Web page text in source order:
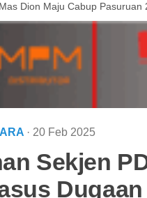
Dion Maju Cabup Pasuruan
· 20 Feb 2025
Sekjen